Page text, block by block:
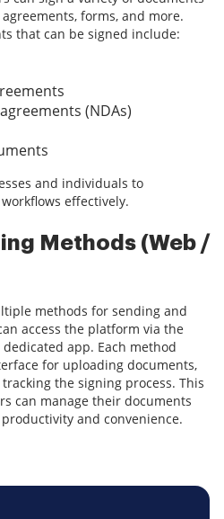
forms, and more.
that can be signed include:
(NDAs)
and individuals to
effectively.
Methods (Web /
methods for sending and
access the platform via the
app. Each method
for uploading documents,
the signing process. This
can manage their documents
and convenience.